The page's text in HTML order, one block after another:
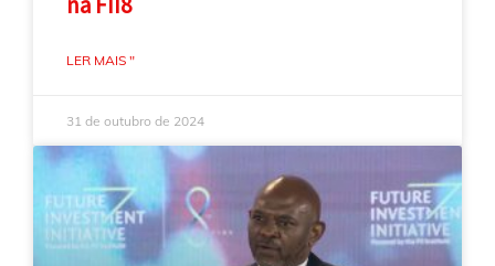
LER MAIS "
31 de outubro de 2024